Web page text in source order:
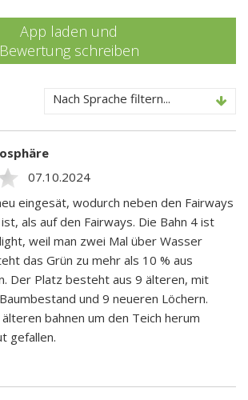
App laden und
Bewertung schreiben
Nach Sprache filtern...
07.10.2024
eingesät, wodurch neben den Fairways
als auf den Fairways. Die Bahn 4 ist
weil man zwei Mal über Wasser
das Grün zu mehr als 10 % aus
Der Platz besteht aus 9 älteren, mit
und 9 neueren Löchern.
bahnen um den Teich herum
gefallen.